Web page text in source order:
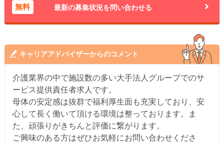
無料 最新の募集状況を問い合わせる
キャリアアドバイザーからのコメント
介護業界の中で施設数の多い大手法人グループでのサ
ービス提供責任者求人です。
母体の安定感は抜群で福利厚生面も充実しており、安
心して長く働いて頂ける環境は整っております。ま
た、頑張りがきちんと評価に繋がります。
ご興味のある方はぜひお気軽にお問い合わせくださ